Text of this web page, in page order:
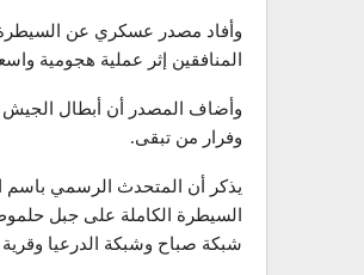
وأفاد مصدر عسكري عن السيطرة
المنافقين إثر عملية هجومية
وأضاف المصدر أن أبطال الجيش
وفرار من تبقى.
شبكة صباح وشبكة الدرعيا